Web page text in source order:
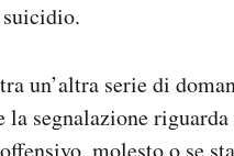
un’altra serie di
segnalazione